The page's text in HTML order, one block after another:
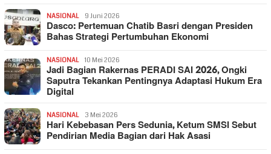
NASIONAL 9 Juni 2026
Dasco: Pertemuan Chatib Basri dengan Presiden
Bahas Strategi Pertumbuhan Ekonomi
NASIONAL 10 Mei 2026
Jadi Bagian Rakernas PERADI SAI 2026, Ongki
Saputra Tekankan Pentingnya Adaptasi Hukum Era
Digital
NASIONAL 3 Mei 2026
Hari Kebebasan Pers Sedunia, Ketum SMSI Sebut
Pendirian Media Bagian dari Hak Asasi